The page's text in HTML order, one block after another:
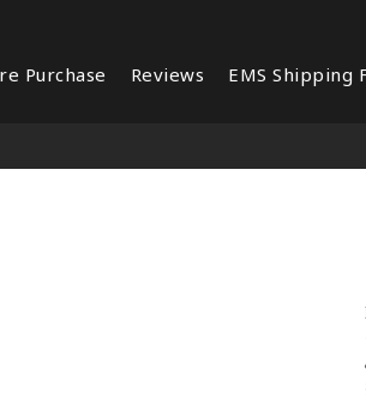
Purchase Reviews EMS Shipping